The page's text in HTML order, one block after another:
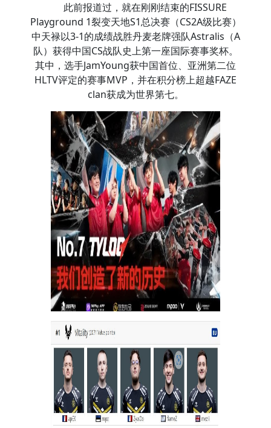
此前报道过，就在刚刚结束的FISSURE
Playground 1裂变天地S1总决赛（CS2A级比赛）
中天禄以3-1的成绩战胜丹麦老牌强队Astralis（A
队）获得中国CS战队史上第一座国际赛事奖杯。
其中，选手JamYoung获中国首位、亚洲第二位
HLTV评定的赛事MVP，并在积分榜上超越FAZE
clan获成为世界第七。